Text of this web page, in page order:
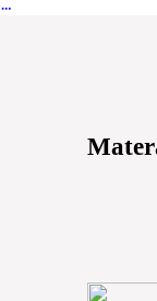
︎